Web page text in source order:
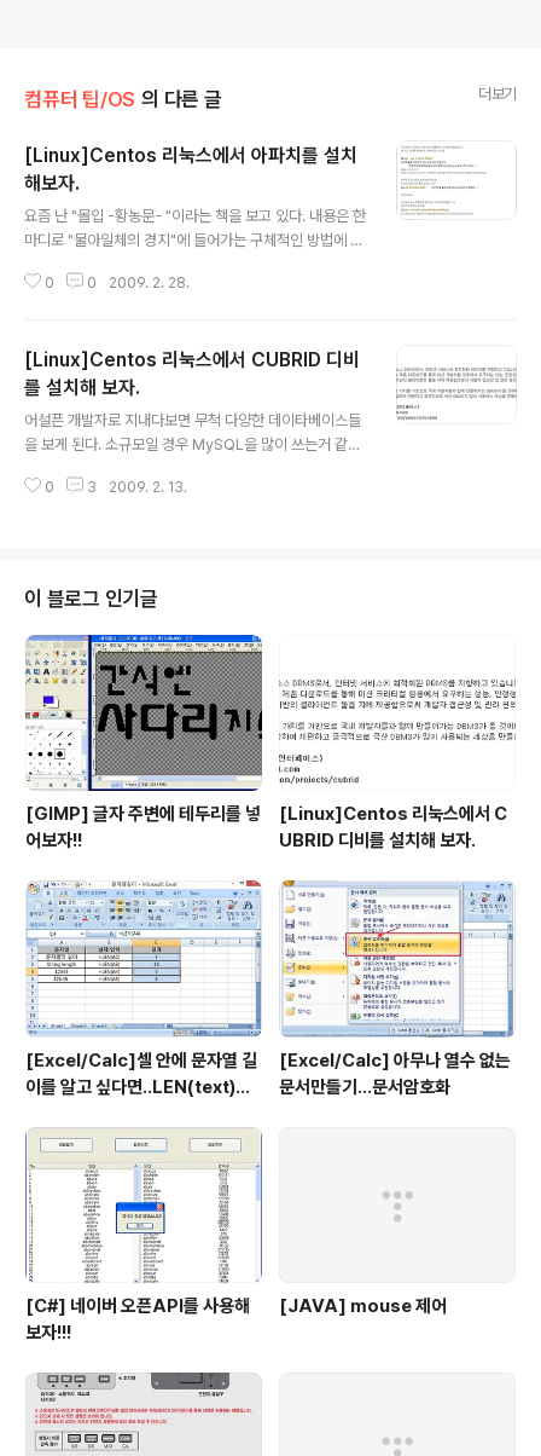
컴퓨터 팁/OS 의 다른 글 더보기
[Linux]Centos 리눅스에서 아파치를 설치
해보자.
요즘 난 "몰입 -황농문- "이라는 책을 보고 있다. 내용은 한
마디로 "물아일체의 경지"에 들어가는 구체적인 방법에 대
어 갔었던 적이 있는거 같다.(먼가 살색이 난무하는 생각으
눅스의 최대 장점인...방법은 여러가지다....뭐로 해볼까.. 지
식인께 여쭤본다...YUM 명령어로 해서 설치하면 된단다.
간단 하단다. 그래도 이제 중급 리눅서인데..소스컴파일해
서 설치하고 싶은 욕망이 든다... 해본다. 1. 아파치를 다운
받는다. (http://ftp.kaist.ac.kr/pub/Apache) 주소를
보면 카이스트 같은데..
0 0 2009. 2. 28.
[Linux]Centos 리눅스에서 CUBRID 디비
를 설치해 보자.
어설픈 개발자로 지내다보면 무척 다양한 데이타베이스들
을 보게 된다. 소규모일 경우 MySQL을 많이 쓰는거 같고
정도? 요즘은 PostgreSQL 도 업그레이드가 되면서 무척
자를 위한(?) 개발자센터[http://dev.naver.com/]가 만
들어지고 이중에 꽤나 유용한 오픈소스 프로젝트를 몇개
하던데.. 그중에 제로보드EX도 있고.nFORGE 라는 버그
추적시스템도 있더라..갠적으로 제로보드EX로 사이트를
연습중인데 안에 들어있는 버그트래커[http://www.zero
bo..
0 3 2009. 2. 13.
이 블로그 인기글
[GIMP] 글자 주변에 테두리를 넣
어보자!!
[Linux]Centos 리눅스에서 C
UBRID 디비를 설치해 보자.
[Excel/Calc]셀 안에 문자열 길
이를 알고 싶다면..LEN(text)함
[Excel/Calc] 아무나 열수 없는
문서만들기...문서암호화
[C#] 네이버 오픈API를 사용해
보자!!!
[JAVA] mouse 제어